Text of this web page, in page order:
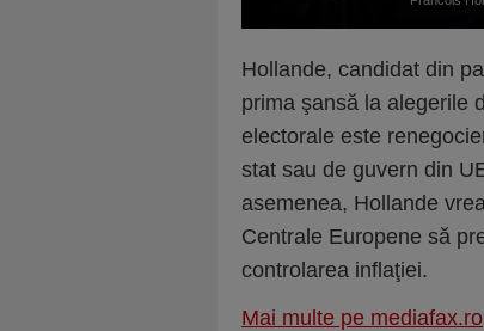
Hollande, candidat din
prima şansă la alegerile
electorale este
stat sau de guvern din
asemenea, Hollande
Centrale Europene să
controlarea inflaţiei.
Mai multe pe mediafax.ro